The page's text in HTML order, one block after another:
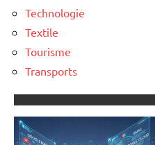
Technologie
Textile
Tourisme
Transports